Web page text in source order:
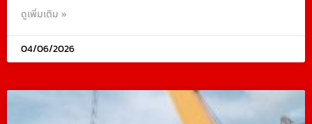
ดูเพิ่มเติม »
04/06/2026